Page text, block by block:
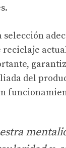
reciclaje
del